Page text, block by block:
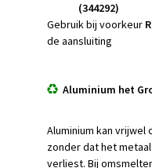
(344292)
Gebruik bij voorkeur
de aansluiting
Aluminium het
Aluminium kan
zonder dat het
verliest. Bij